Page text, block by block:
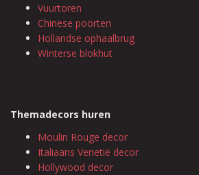
Vuurtoren
Chinese poorten
Hollandse ophaalbrug
Winterse blokhut
Themadecors huren
Moulin Rouge decor
Italiaans Venetië decor
Hollywood decor